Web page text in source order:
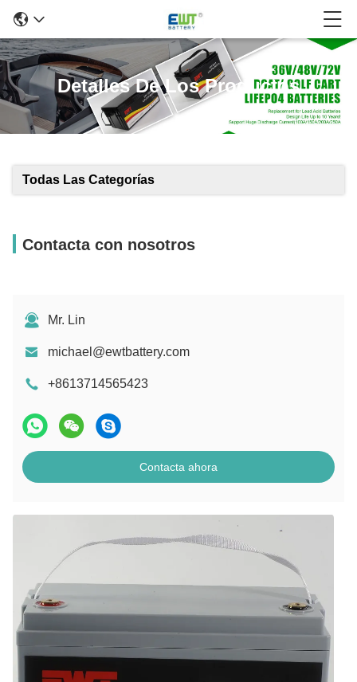
Detalles De Los Productos
Todas Las Categorías
Contacta con nosotros
Mr. Lin
michael@ewtbattery.com
+8613714565423
Contacta ahora